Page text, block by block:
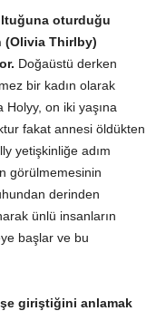
oturduğu
(Olivia Thirlby)
Doğaüstü derken
bir kadın olarak
Holyy, on iki yaşına
fakat annesi öldükten
yetişkinliğe adım
görülmemesinin
derinden
ünlü insanların
başlar ve bu
giriştiğini anlamak